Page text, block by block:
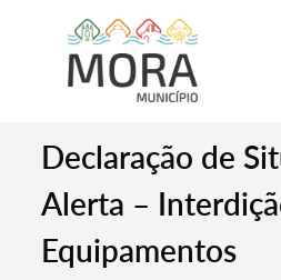
Declaração de
Alerta –
Equipamentos